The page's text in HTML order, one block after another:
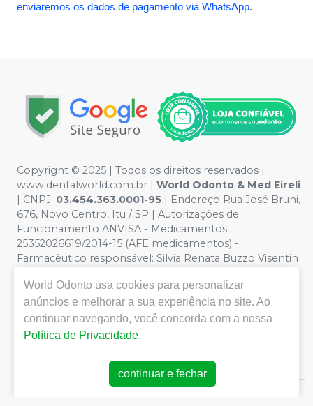
enviaremos os dados de pagamento via WhatsApp.
Copyright © 2025 | Todos os direitos reservados |
www.dentalworld.com.br | World Odonto & Med Eireli
| CNPJ: 03.454.363.0001-95 | Endereço Rua José Bruni,
676, Novo Centro, Itu / SP | Autorizações de
Funcionamento ANVISA - Medicamentos:
25352026619/2014-15 (AFE medicamentos) -
Farmacêutico responsável: Silvia Renata Buzzo Visentin
Segurança - Fotos meramente ilustrativas - Os preços e
condições da loja virtual estão sujeitos a alterações. Em
caso de divergência de preços no site, o valor válido é o
do Carrinho de Compra. Não vendemos por atacado,
compras de grandes volumes pelo site.
World Odonto usa cookies para personalizar
anúncios e melhorar a sua experiência no site. Ao
continuar navegando, você concorda com a nossa
Política de Privacidade.
continuar e fechar